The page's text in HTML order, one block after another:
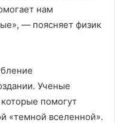
нам
— поясняет физик
Ученые
помогут
«темной вселенной».